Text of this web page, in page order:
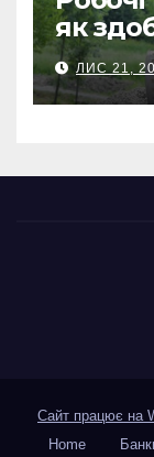
як
гідні
ЛИС 21,
Сайт працює на
Home